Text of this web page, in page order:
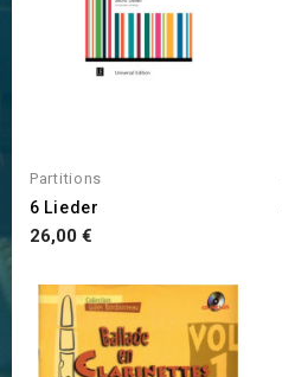
Partitions
6 Lieder
Prix
26,00 €